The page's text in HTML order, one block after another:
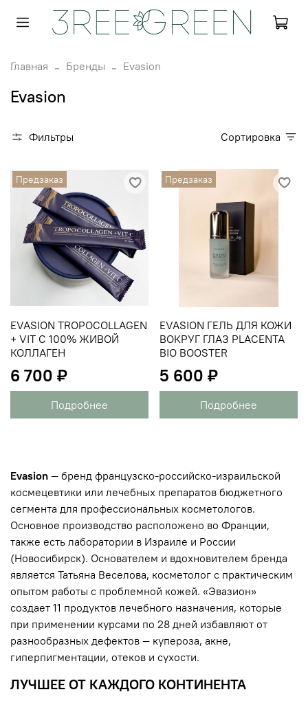
Главная Бренды Evasion
Evasion
Фильтры Сортировка
Предзаказ
EVASION TROPOCOLLAGEN
+ VIT C 100% ЖИВОЙ
КОЛЛАГЕН
6 700 ₽
Подробнее
Предзаказ
EVASION ГЕЛЬ ДЛЯ КОЖИ
ВОКРУГ ГЛАЗ PLACENTA
BIO BOOSTER
5 600 ₽
Подробнее
Evasion — бренд французско-российско-израильской
космецевтики или лечебных препаратов бюджетного
сегмента для профессиональных косметологов.
Основное производство расположено во Франции,
также есть лаборатории в Израиле и России
(Новосибирск). Основателем и вдохновителем бренда
является Татьяна Веселова, косметолог с практическим
опытом работы с проблемной кожей. «Эвазион»
создает 11 продуктов лечебного назначения, которые
при применении курсами по 28 дней избавляют от
разнообразных дефектов — купероза, акне,
гиперпигментации, отеков и сухости.
ЛУЧШЕЕ ОТ КАЖДОГО КОНТИНЕНТА